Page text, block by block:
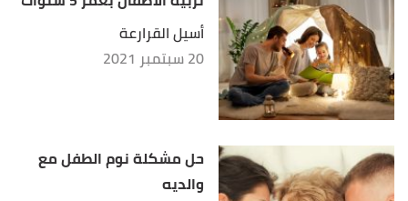
أسيل القرارعة
20 سبتمبر 2021
حل مشكلة نوم الطفل مع
والديه